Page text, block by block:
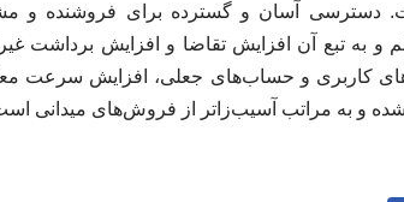
دسترسی آسان و گسترده برای فروشنده و
تبع آن افزایش تقاضا و افزایش برداشت
کاربری و حساب‌های جعلی، افزایش سرعت
و به مراتب آسیب‌زاتر از فروش‌های میدانی